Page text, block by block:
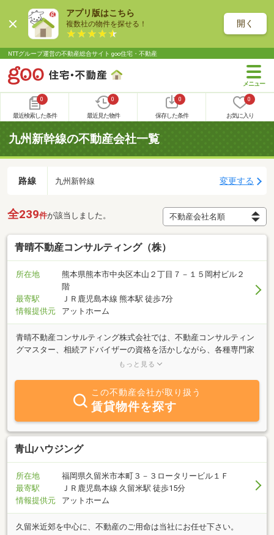
アプリ版はこちら
複数社の物件を探せる！ 開く
NTTグループ運営の不動産総合サイト goo住宅・不動産
0
最近検索した条件
0
最近見た物件
0
保存した条件
0
お気に入り
九州新幹線の不動産会社一覧
路線 九州新幹線 変更する
全239件が該当しました。
青晴不動産コンサルティング（株）
所在地
熊本県熊本市中央区本山２丁目７－１５岡村ビル２
階
最寄駅
ＪＲ鹿児島本線 熊本駅 徒歩7分
情報提供元
アットホーム
青晴不動産コンサルティング株式会社では、不動産コンサルティン
グマスター、相続アドバイザーの資格を活かしながら、各種専門家
とのネットワークにより、お客様の不動産のお悩みごとを解決致し
まずは、気軽にご相談下さい。また、参加無料の相続の勉強会を定
期的に開催中です。あおはれオリジナル「振返り人生ゲーム+α」を
使って、楽しく相続について学びます。誰にでも訪れるその時に何
が必要で、何を準備しておくべきか、「相続」の基本から学べま
す。個別に無料相談も受付けています。こちらも気軽に参加してみ
て下さい。
もっと見る
この不動産会社が取り扱う
賃貸物件を探す
青山ハウジング
所在地
福岡県久留米市本町３－３ロータリービル１Ｆ
最寄駅
ＪＲ鹿児島本線 久留米駅 徒歩15分
情報提供元
アットホーム
久留米近郊を中心に、不動産のご用命は当社にお任せ下さい。